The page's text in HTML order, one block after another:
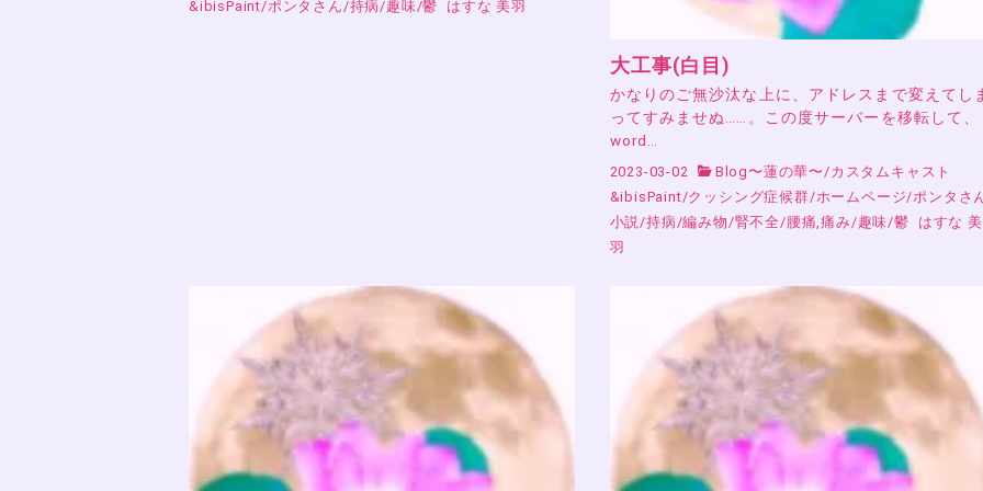
&ibisPaint/ポンタさん /持病 /趣味/鬱 はすな 美羽
大工事(白目)
かなりのご無沙汰な上に、アドレスまで変えてし
ってすみませぬ……。この度サーバーを移転して、
word…
2023-03-02 Blog〜蓮の華〜/カスタムキャスト
&ibisPaint/クッシング症候群/ホームページ/ポンタさ
小説/持病/編み物/腎不全/腰痛,痛み/趣味/鬱
はすな 美
羽